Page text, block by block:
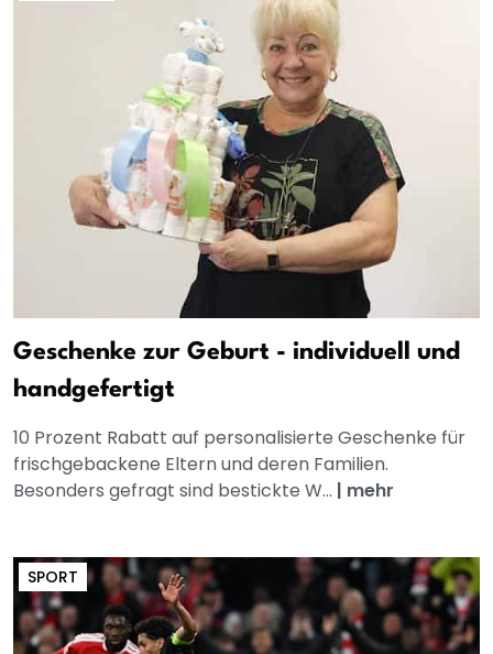
Geschenke zur Geburt - individuell und
handgefertigt
10 Prozent Rabatt auf personalisierte Geschenke für
frischgebackene Eltern und deren Familien.
Besonders gefragt sind bestickte W... | mehr
SPORT